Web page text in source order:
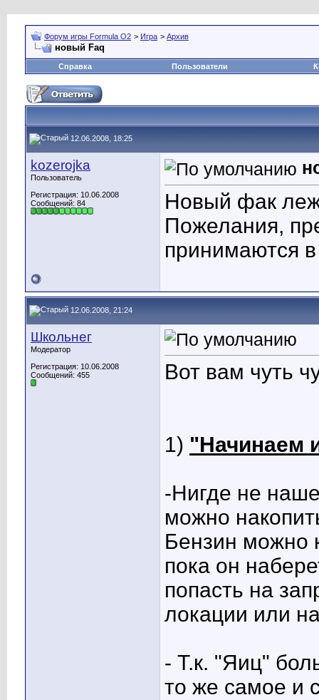
Форум игры Formula O2 > Игра > Архив
новый Faq
Справка Пользователи
12.06.2008, 18:25
kozerojka
Пользователь
Регистрация: 10.06.2008
Сообщений: 84
Новый фак
Пожелания,
принимаются
12.06.2008, 21:24
Школьнег
Модератор
Регистрация: 10.06.2008
Сообщений: 455
Вот вам чуть
1) "Начинаем
-Нигде не
можно
Бензин можно
пока он
попасть на
локации или
- Т.к. "Яиц"
то же самое и